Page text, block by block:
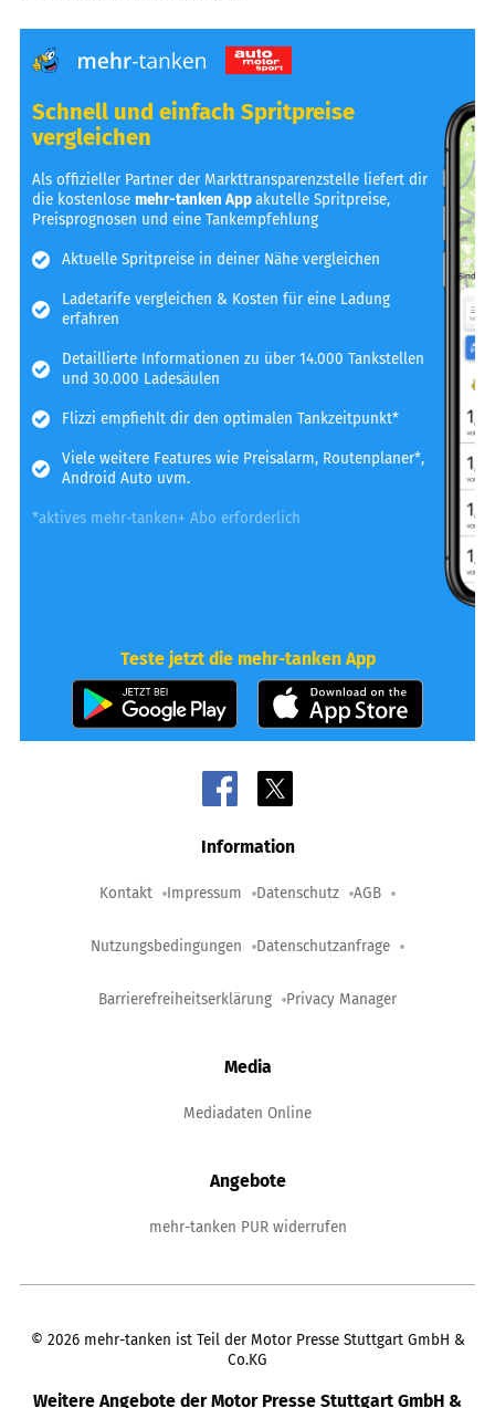
Schnell und einfach Spritpreise
vergleichen
Als offizieller Partner der Markttransparenzstelle liefert dir
die kostenlosemehr-tanken Appakutelle Spritpreise,
Preisprognosen und eine Tankempfehlung
Aktuelle Spritpreise in deiner Nähe vergleichen
Ladetarife vergleichen & Kosten für eine Ladung
erfahren
Detaillierte Informationen zu über 14.000 Tankstellen
und 30.000 Ladesäulen
Flizzi empfiehlt dir den optimalen Tankzeitpunkt*
Viele weitere Features wie Preisalarm, Routenplaner*,
Android Auto uvm.
*aktives mehr-tanken+ Abo erforderlich
Teste jetzt die mehr-tanken App
Information
Kontakt Impressum Datenschutz AGB
Nutzungsbedingungen Datenschutzanfrage
Barrierefreiheitserklärung Privacy Manager
Media
Mediadaten Online
Angebote
mehr-tanken PUR widerrufen
© 2026 mehr-tanken ist Teil der Motor Presse Stuttgart GmbH &
Co.KG
Weitere Angebote der Motor Presse Stuttgart GmbH &